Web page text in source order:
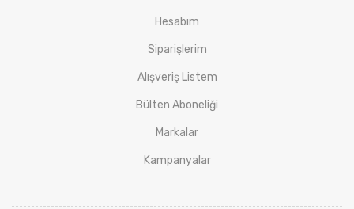
Hesabım
Siparişlerim
Alışveriş Listem
Bülten Aboneliği
Markalar
Kampanyalar